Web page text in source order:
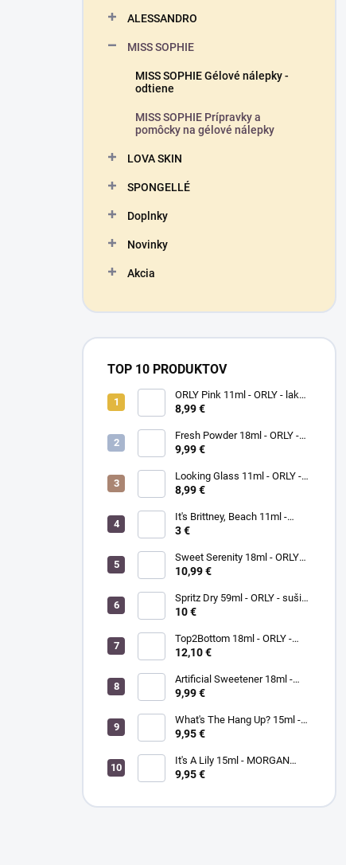
ALESSANDRO
MISS SOPHIE
MISS SOPHIE Gélové nálepky -
odtiene
MISS SOPHIE Prípravky a
pomôcky na gélové nálepky
LOVA SKIN
SPONGELLÉ
Doplnky
Novinky
Akcia
TOP 10 PRODUKTOV
ORLY Pink 11ml - ORLY - lak
na nechty
8,99 €
Fresh Powder 18ml - ORLY -
lak na nechty
9,99 €
Looking Glass 11ml - ORLY -
lak na nechty
8,99 €
It's Brittney, Beach 11ml -
ORLY lak na nechty
3 €
Sweet Serenity 18ml - ORLY
BREATHABLE - ošetrujúci
10,99 €
Spritz Dry 59ml - ORLY - sušič
laku na nechty
10 €
Top2Bottom 18ml - ORLY -
podkladový a vrchný lak na
12,10 €
Artificial Sweetener 18ml -
ORLY lak na nechty
9,99 €
What's The Hang Up? 15ml -
MORGANTAYLOR - lak na
9,95 €
It's A Lily 15ml - MORGAN
TAYLOR - lak na nechty
9,95 €